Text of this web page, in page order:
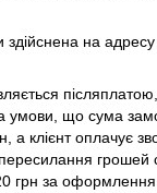
здійснена на
умови, що сума
а клієнт оплачує
грошей
грн за оформлення